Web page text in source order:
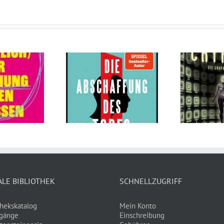
Abschaffung
Todes von
Eschbach
Cryptos von Ursula
Poznanski,
Christopher
Tauber, Timo
Grubing
BIBLIOTHEK SCHNELLZUGRIFF
Mein Konto
Einschreibung